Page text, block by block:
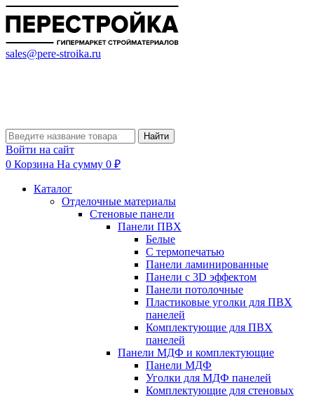
sales@pere-stroika.ru
Найти
Войти на сайт
0 Корзина На сумму 0 ₽
Каталог
Отделочные материалы
Стеновые панели
Панели ПВХ
Белые
С термопечатью
Панели ламинированные
Панели с 3D эффектом
Панели потолочные
Пластиковые уголки для ПВХ
панелей
Комплектующие для ПВХ
панелей
Панели МДФ и комплектующие
Панели МДФ
Уголки для МДФ панелей
Комплектующие для стеновых